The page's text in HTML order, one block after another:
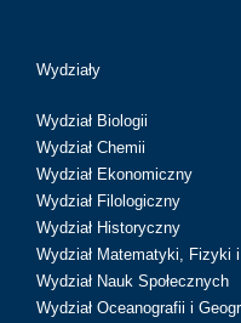
Wydziały
Wydział Biologii
Wydział Chemii
Wydział Ekonomiczny
Wydział Filologiczny
Wydział Historyczny
Wydział Matematyki, Fizyki
Wydział Nauk Społecznych
Wydział Oceanografii i